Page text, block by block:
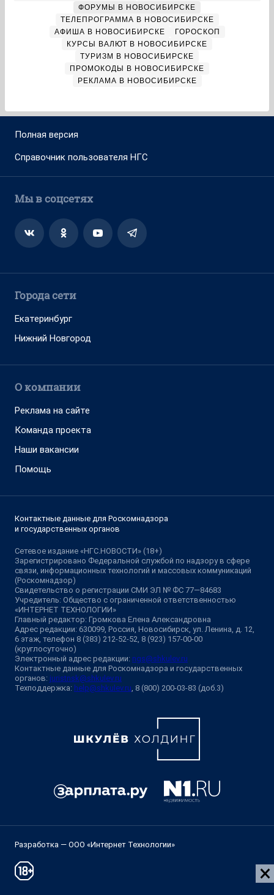
ФОРУМЫ В НОВОСИБИРСКЕ
ТЕЛЕПРОГРАММА В НОВОСИБИРСКЕ
АФИША В НОВОСИБИРСКЕ
ГОРОСКОП
КУРСЫ ВАЛЮТ В НОВОСИБИРСКЕ
ТУРИЗМ В НОВОСИБИРСКЕ
ПРОМОКОДЫ В НОВОСИБИРСКЕ
РЕКЛАМА В НОВОСИБИРСКЕ
Полная версия
Справочник пользователя НГС
Мы в соцсетях
Города сети
Екатеринбург
Нижний Новгород
О компании
Реклама на сайте
Команда проекта
Наши вакансии
Помощь
Контактные данные для Роскомнадзора
и государственных органов
Сетевое издание «НГС.НОВОСТИ» (18+)
Зарегистрировано Федеральной службой по надзору в сфере
связи, информационных технологий и массовых коммуникаций
(Роскомнадзор)
Свидетельство о регистрации СМИ ЭЛ № ФС 77—84683
Учредитель: Общество с ограниченной ответственностью
«ИНТЕРНЕТ ТЕХНОЛОГИИ»
Главный редактор: Громкова Елена Александровна
Адрес редакции: 630099, Россия, Новосибирск, ул. Ленина, д. 12,
6 этаж, телефон 8 (383) 212-52-52, 8 (923) 157-00-00
(круглосуточно)
Электронный адрес редакции: ngs@shkulev.ru
Контактные данные для Роскомнадзора и государственных
органов: juristnsk@shkulev.ru
Техподдержка: help@shkulev.ru , 8 (800) 200-03-83 (доб.3)
Разработка — ООО «Интернет Технологии»